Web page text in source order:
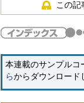
この記
本連載のサンプルコ
らからダウンロード